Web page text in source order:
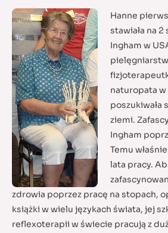
Hanne
stawiała na
Ingham w
naturopata w
poszukiwała
ziemi.
Ingham
Temu
lata pracy.
zdrowia poprzez pracę na stopach,
książki w wielu językach świata, jej
reflexoterapii w świecie pracują z